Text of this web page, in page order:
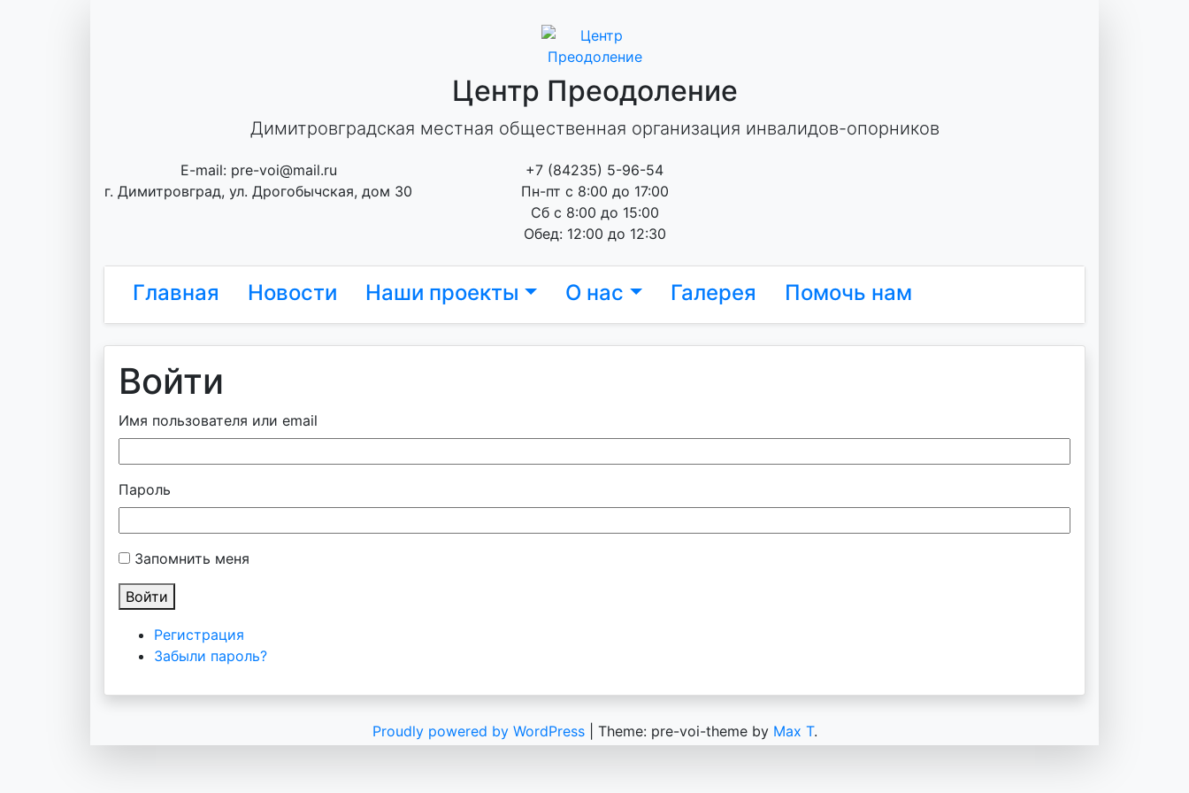
Центр Преодоление
Димитровградская местная общественная организация инвалидов-опорников
E-mail: pre-voi@mail.ru
г. Димитровград, ул. Дрогобычская, дом 30
+7 (84235) 5-96-54
Пн-пт с 8:00 до 17:00
Сб с 8:00 до 15:00
Обед: 12:00 до 12:30
Главная Новости Наши проекты О нас Галерея Помочь нам
Войти
Имя пользователя или email
Пароль
Запомнить меня
Войти
Регистрация
Забыли пароль?
Proudly powered by WordPress Theme: pre-voi-theme by Max T.